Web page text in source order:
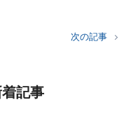
次の記事
記事